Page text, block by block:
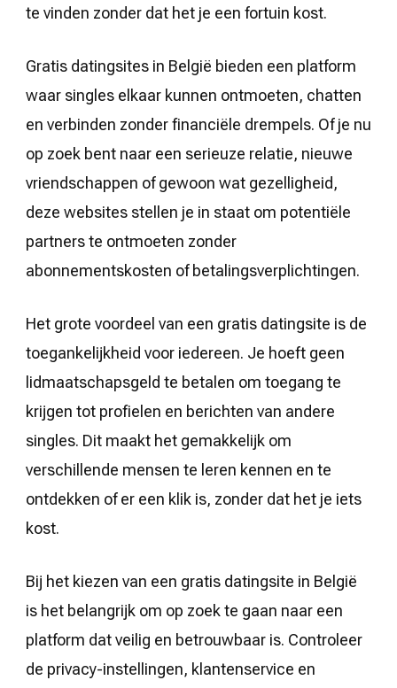
te vinden zonder dat het je een fortuin kost.
Gratis datingsites in België bieden een platform
waar singles elkaar kunnen ontmoeten, chatten
en verbinden zonder financiële drempels. Of je nu
op zoek bent naar een serieuze relatie, nieuwe
vriendschappen of gewoon wat gezelligheid,
deze websites stellen je in staat om potentiële
partners te ontmoeten zonder
abonnementskosten of betalingsverplichtingen.
Het grote voordeel van een gratis datingsite is de
toegankelijkheid voor iedereen. Je hoeft geen
lidmaatschapsgeld te betalen om toegang te
krijgen tot profielen en berichten van andere
singles. Dit maakt het gemakkelijk om
verschillende mensen te leren kennen en te
ontdekken of er een klik is, zonder dat het je iets
kost.
Bij het kiezen van een gratis datingsite in België
is het belangrijk om op zoek te gaan naar een
platform dat veilig en betrouwbaar is. Controleer
de privacy-instellingen, klantenservice en